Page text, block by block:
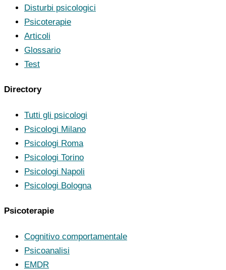
Disturbi psicologici
Psicoterapie
Articoli
Glossario
Test
Directory
Tutti gli psicologi
Psicologi Milano
Psicologi Roma
Psicologi Torino
Psicologi Napoli
Psicologi Bologna
Psicoterapie
Cognitivo comportamentale
Psicoanalisi
EMDR